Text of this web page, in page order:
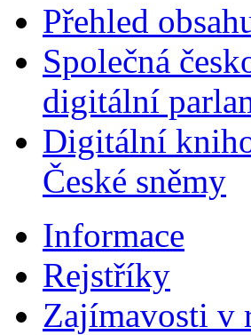
Přehled
Společná
digitální
Digitální
České sněmy
Informace
Rejstříky
Zajímavosti v